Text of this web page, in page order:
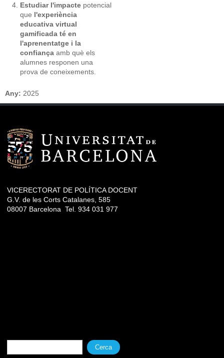
Estudiar l'impacte potencial
que l'experiència
educativa virtual
gamificada té en
l'aprenentatge i la
confiança amb què els
alumnes responen una
prova de coneixements.
Any: 2025
VICERECTORAT DE POLÍTICA DOCENT
G.V. de les Corts Catalanes, 585
08007 Barcelona Tel. 934 031 977
Formulari de cerca
Cerca